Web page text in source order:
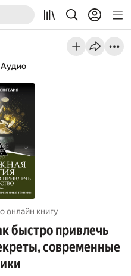
Аудио
онлайн книгу
быстро привлечь
современные